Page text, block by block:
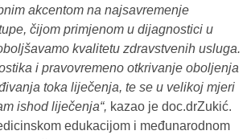
akcentom na najsavremenje
čijom primjenom u dijagnostici u
kvalitetu zdravstvenih usluga.
i pravovremeno otkrivanje oboljenja
toka liječenja, te se u velikoj mjeri
ishod liječenja“, kazao je doc.drZukić.
edukacijom i međunarodnom